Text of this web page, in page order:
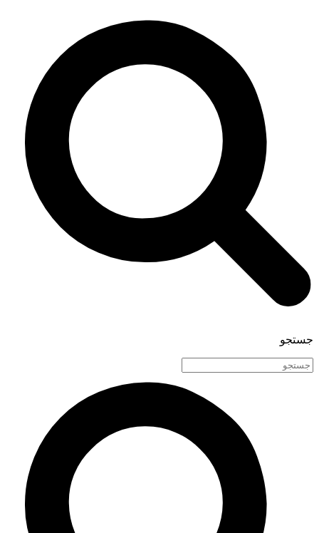
جستجو